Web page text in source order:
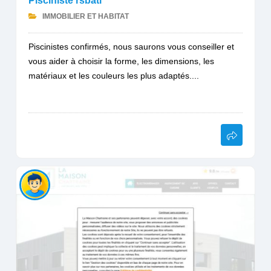
IMMOBILIER ET HABITAT
Piscinistes confirmés, nous saurons vous conseiller et
vous aider à choisir la forme, les dimensions, les
matériaux et les couleurs les plus adaptés....